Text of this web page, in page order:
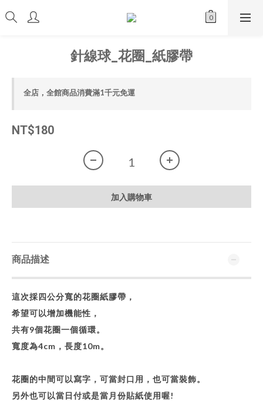
針線球_花圈_紙膠帶
全店，全館商品消費滿1千元免運
NT$180
加入購物車
商品描述
這次採四公分寬的花圈紙膠帶，
希望可以增加機能性，
共有9個花圈一個循環。
寬度為4cm，長度10m。
花圈的中間可以寫字，可當封口用，也可當裝飾。
另外也可以當日付或是當月份貼紙使用喔!